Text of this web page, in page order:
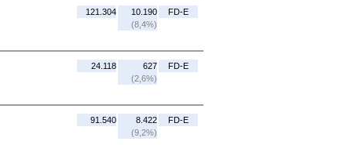
121.304
10.190
(8,4%)
FD-E
24.118
627
(2,6%)
FD-E
91.540
8.422
(9,2%)
FD-E